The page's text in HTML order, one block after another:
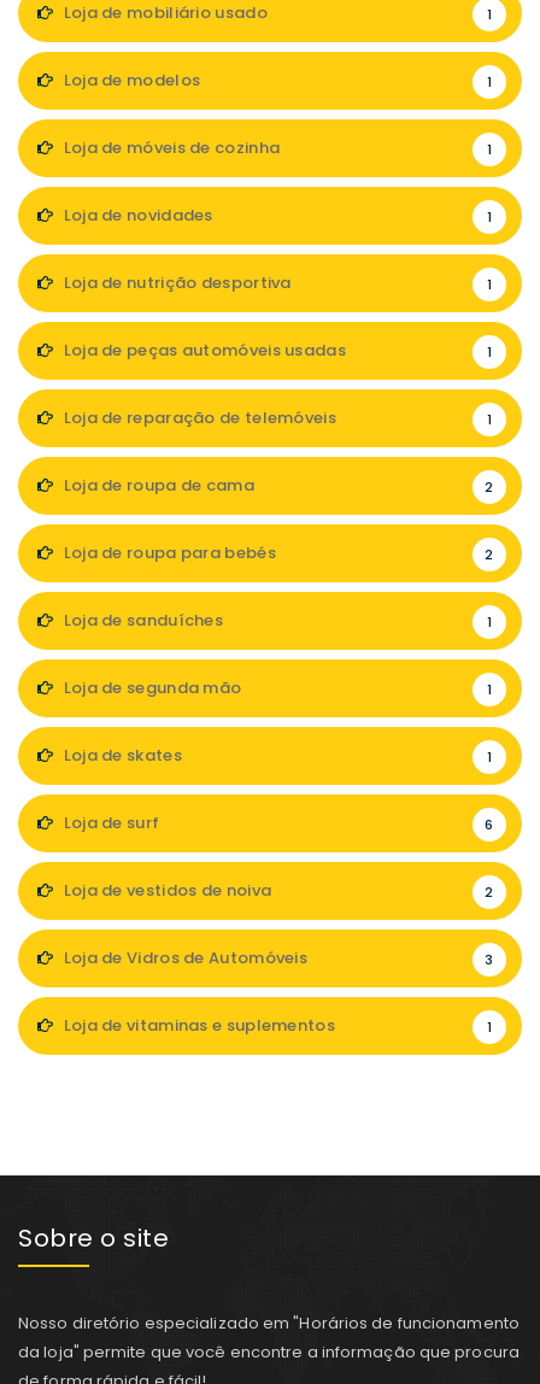
Loja de mobiliário usado 1
Loja de modelos 1
Loja de móveis de cozinha 1
Loja de novidades 1
Loja de nutrição desportiva 1
Loja de peças automóveis usadas 1
Loja de reparação de telemóveis 1
Loja de roupa de cama 2
Loja de roupa para bebés 2
Loja de sanduíches 1
Loja de segunda mão 1
Loja de skates 1
Loja de surf 6
Loja de vestidos de noiva 2
Loja de Vidros de Automóveis 3
Loja de vitaminas e suplementos 1
Sobre o site
Nosso diretório especializado em "Horários de funcionamento
da loja" permite que você encontre a informação que procura